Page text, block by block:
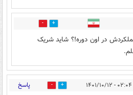
4
در اون دوره!؟ شاید شریک
۰۲:۰۴ - ۱۴۰۱/۱۰/۱۲ 20 پاسخ